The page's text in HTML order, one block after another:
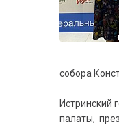
собора
Истринский
палаты,